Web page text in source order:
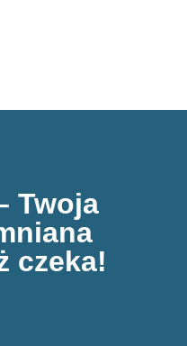
Twoja
czeka!